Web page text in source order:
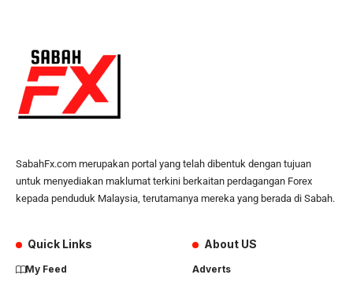
SabahFx.com merupakan portal yang telah dibentuk dengan tujuan
untuk menyediakan maklumat terkini berkaitan perdagangan Forex
kepada penduduk Malaysia, terutamanya mereka yang berada di Sabah.
Quick Links
My Feed
About US
Adverts